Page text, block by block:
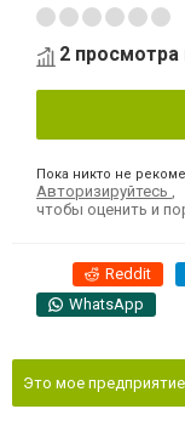
2 просмотра
Пока никто не
Авторизируйтесь
чтобы оценить и
Reddit
WhatsApp
Это мое предприятие